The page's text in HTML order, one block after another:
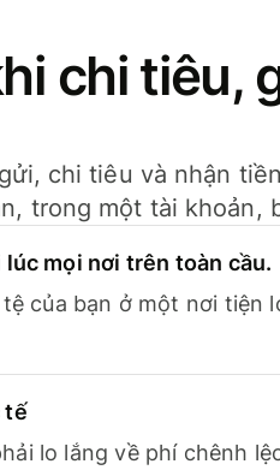
chi tiêu,
chi tiêu và nhận
trong một tài khoản,
lúc mọi nơi trên toàn cầu.
của bạn ở một nơi tiện
tế
lo lắng về phí chênh